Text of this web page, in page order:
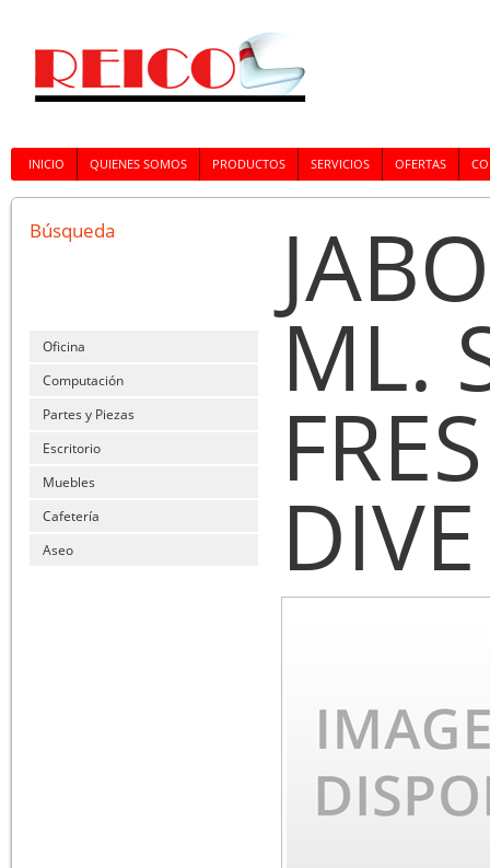
INICIO QUIENES SOMOS PRODUCTOS SERVICIOS OFERTAS
Búsqueda
Oficina
Computación
Partes y Piezas
Escritorio
Muebles
Cafetería
Aseo
ML.
DIVE